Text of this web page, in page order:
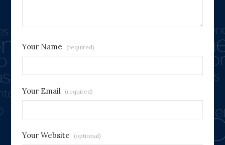
Your Name (required)
Your Email (required)
Your Website (optional)